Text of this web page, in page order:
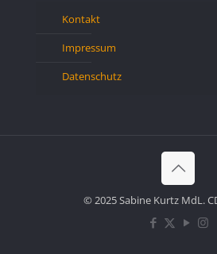
Kontakt
Impressum
Datenschutz
© 2025 Sabine Kurtz MdL.